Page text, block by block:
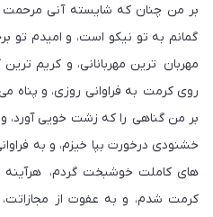
بر من چنان كه شايسته آنى مرحمت
گمانم به تو نيكو است، و اميدم تو
مهربان ترين مهربانانى، و كريم
روى كرمت به فراوانى روزى، و پناه
بر من گناهى را كه زشت خويى آورد،
خشنودى درخورت بپا خيزم، و به
هاى كاملت خوشبخت گردم، هرآينه
كرمت شدم، و به عفوت از